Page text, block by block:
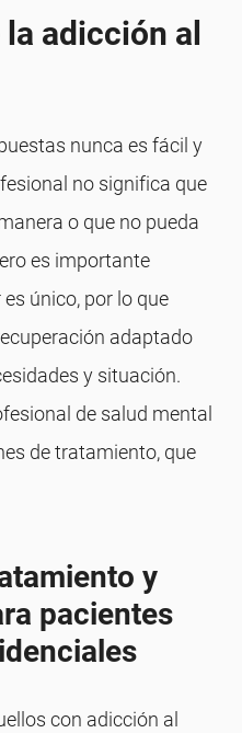
adicción al
nunca es fácil y
no significa que
o que no pueda
es importante
único, por lo que
adaptado
y situación.
de salud mental
de tratamiento, que
y
pacientes
con adicción al